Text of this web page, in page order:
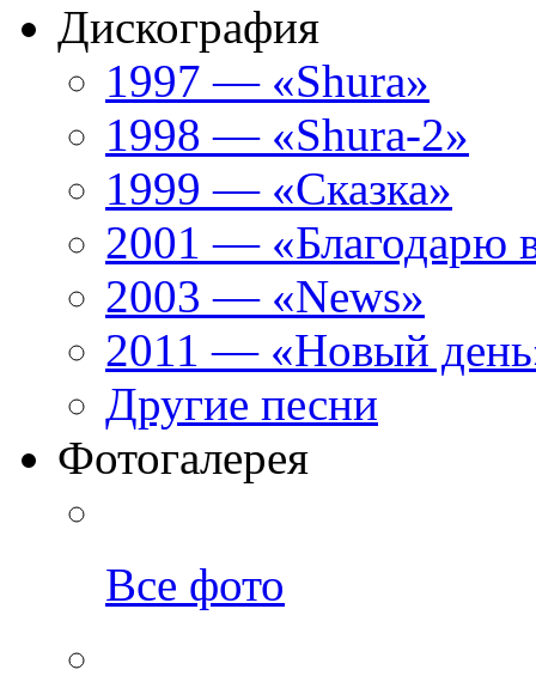
Дискография
1997 — «Shura»
1998 — «Shura-2»
1999 — «Сказка»
2001 — «Благодарю
2003 — «News»
2011 — «Новый
Другие песни
Фотогалерея
Все фото